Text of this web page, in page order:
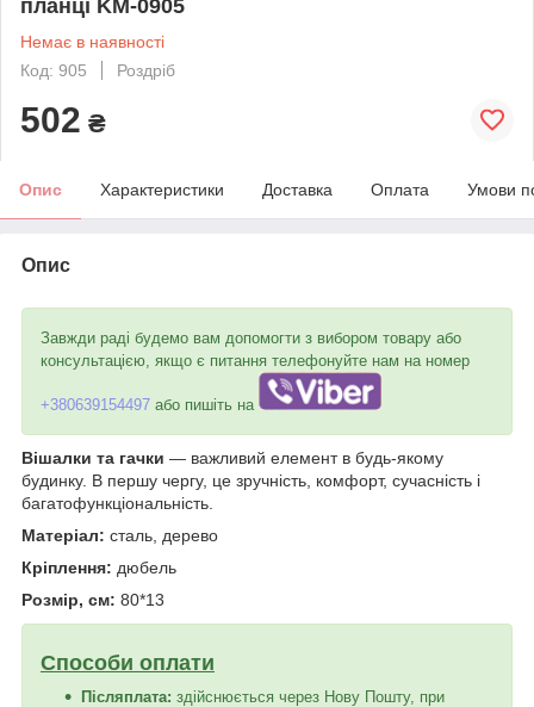
планці KM-0905
Немає в наявності
Код: 905
Роздріб
502 ₴
Опис Характеристики Доставка Оплата Умови
Опис
Завжди раді будемо вам допомогти з вибором товару або
консультацією, якщо є питання телефонуйте нам на номер
+380639154497 або пишіть на
Вішалки та гачки — важливий елемент в будь-якому
будинку. В першу чергу, це зручність, комфорт, сучасність і
багатофункціональність.
Матеріал: сталь, дерево
Кріплення: дюбель
Розмір, см: 80*13
Способи оплати
Післяплата: здійснюється через Нову Пошту, при